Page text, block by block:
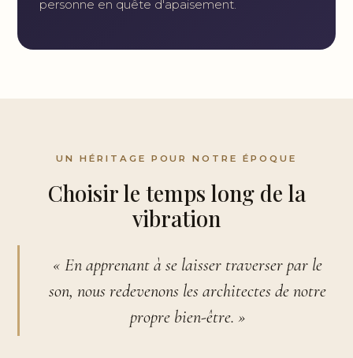
personne en quête d'apaisement.
UN HÉRITAGE POUR NOTRE ÉPOQUE
Choisir le temps long de la
vibration
« En apprenant à se laisser traverser par le
son, nous redevenons les architectes de notre
propre bien-être. »